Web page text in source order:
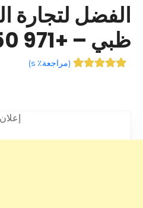
الفضل لتجارة
ظبي – +971 50 390 2250
(مراجعة٪ s )
إعلان